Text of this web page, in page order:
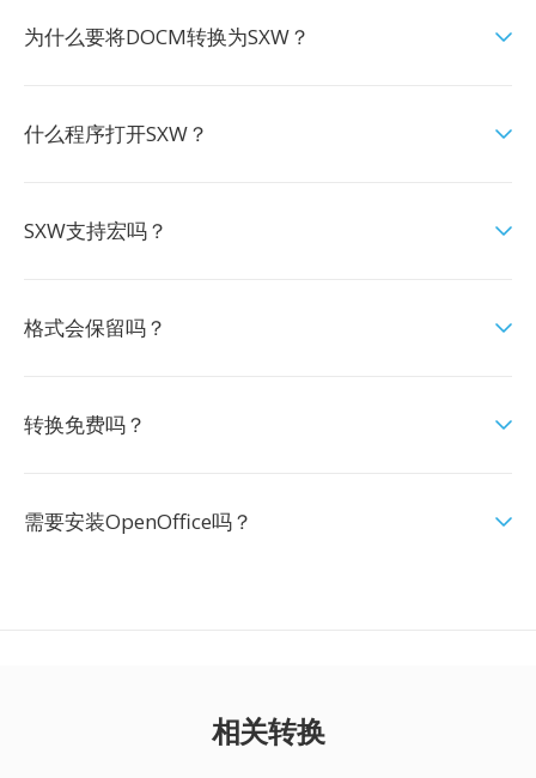
为什么要将DOCM转换为SXW？
什么程序打开SXW？
SXW支持宏吗？
格式会保留吗？
转换免费吗？
需要安装OpenOffice吗？
相关转换